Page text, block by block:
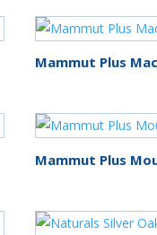
Mammut Plus
Mammut Plus